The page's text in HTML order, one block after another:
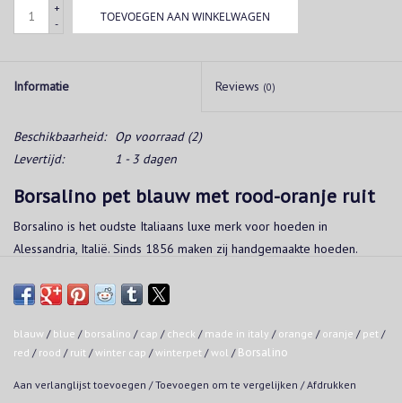
+
-
TOEVOEGEN AAN WINKELWAGEN
Informatie Reviews (0)
Beschikbaarheid: Op voorraad(2)
Levertijd:
1 - 3 dagen
Borsalino pet blauw met rood-oranje ruit
Borsalino is het oudste Italiaans luxe merk voor hoeden in
Alessandria, Italië. Sinds 1856 maken zij handgemaakte hoeden.
72% wol - 24% polyamide - 2% alpaca - 2% mohair
blauw / blue / borsalino / cap / check / made in italy / orange / oranje / pet /
red / rood / ruit /winter cap /winterpet /wol / Borsalino
Aan verlanglijst toevoegen /Toevoegen om te vergelijken /Afdrukken